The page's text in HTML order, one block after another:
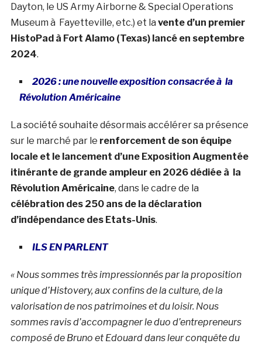
Dayton, le US Army Airborne & Special Operations
Museum à Fayetteville, etc.) et la vente d’un premier
HistoPad à Fort Alamo (Texas) lancé en septembre
2024.
2026 : une nouvelle exposition consacrée à la
Révolution Américaine
La société souhaite désormais accélérer sa présence
sur le marché par le renforcement de son équipe
locale et le lancement d’une Exposition Augmentée
itinérante de grande ampleur en 2026 dédiée à la
Révolution Américaine, dans le cadre de la
célébration des 250 ans de la déclaration
d’indépendance des Etats-Unis.
ILS EN PARLENT
« Nous sommes très impressionnés par la proposition
unique d’Histovery, aux confins de la culture, de la
valorisation de nos patrimoines et du loisir. Nous
sommes ravis d’accompagner le duo d’entrepreneurs
composé de Bruno et Edouard dans leur conquête du